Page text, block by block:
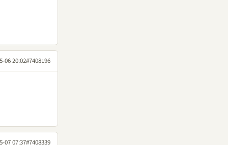
06 20:02#7408196
07 07:37#7408339